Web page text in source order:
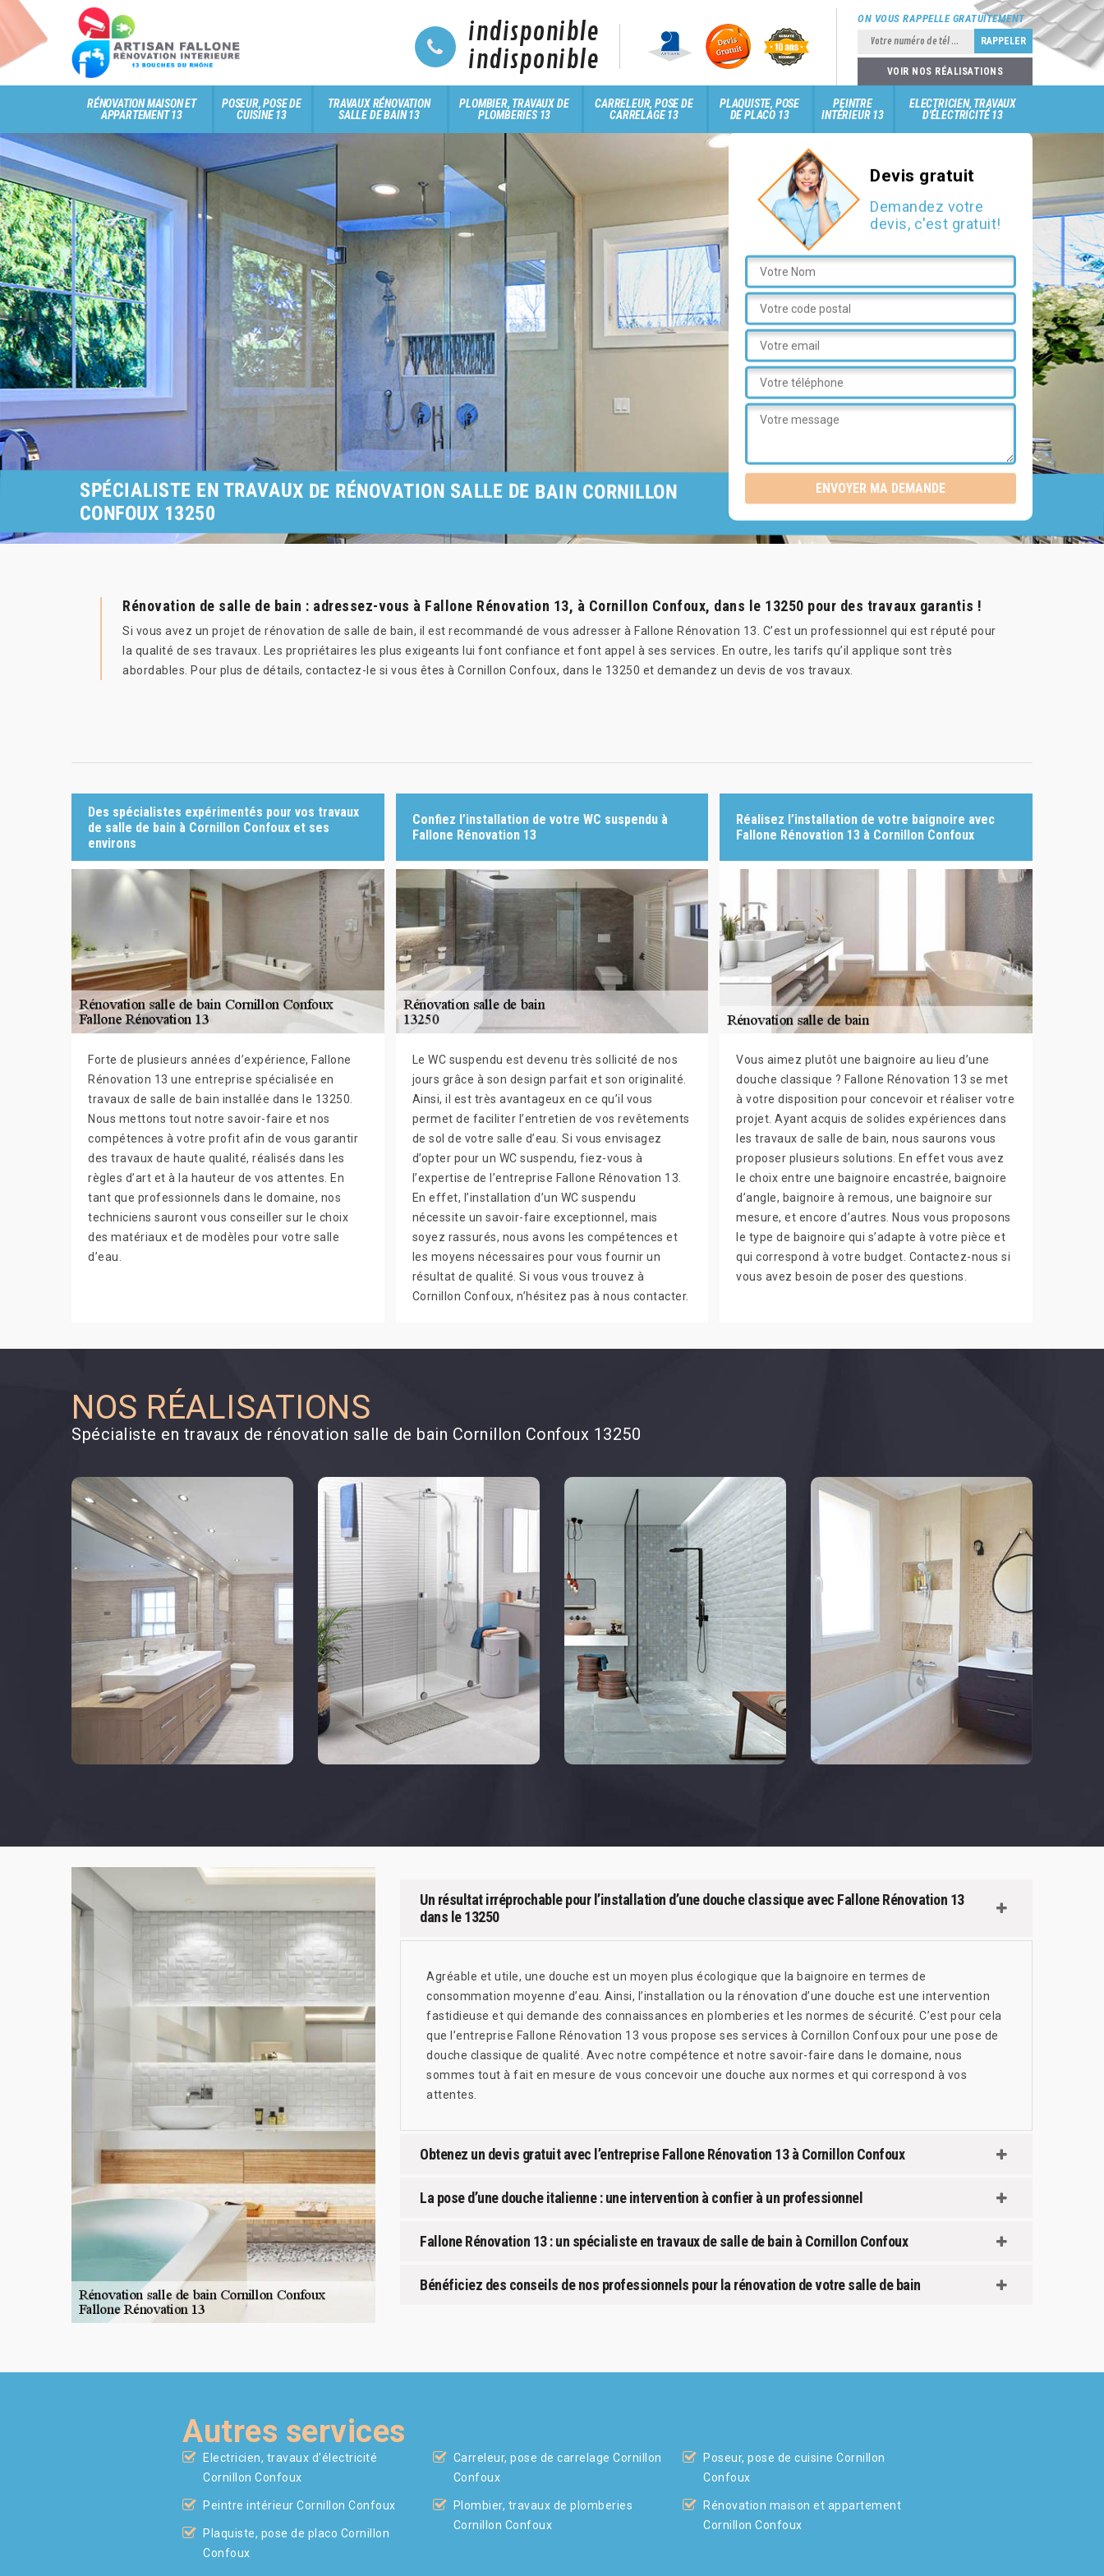
indisponible
indisponible
ON VOUS RAPPELLE GRATUITEMENT
VOIR NOS RÉALISATIONS
RÉNOVATION MAISON ET
APPARTEMENT 13
POSEUR, POSE DE
CUISINE 13
TRAVAUX RÉNOVATION
SALLE DE BAIN 13
PLOMBIER, TRAVAUX DE
PLOMBERIES 13
CARRELEUR, POSE DE
CARRELAGE 13
PLAQUISTE, POSE
DE PLACO 13
PEINTRE
INTÉRIEUR 13
ELECTRICIEN, TRAVAUX
D'ÉLECTRICITÉ 13
Devis gratuit
Demandez votre
devis, c'est gratuit!
SPÉCIALISTE EN TRAVAUX DE RÉNOVATION SALLE DE BAIN CORNILLON
CONFOUX 13250
Rénovation de salle de bain : adressez-vous à Fallone Rénovation 13, à Cornillon Confoux, dans le 13250 pour des travaux garantis !
Si vous avez un projet de rénovation de salle de bain, il est recommandé de vous adresser à Fallone Rénovation 13. C’est un professionnel qui est réputé pour
la qualité de ses travaux. Les propriétaires les plus exigeants lui font confiance et font appel à ses services. En outre, les tarifs qu’il applique sont très
abordables. Pour plus de détails, contactez-le si vous êtes à Cornillon Confoux, dans le 13250 et demandez un devis de vos travaux.
Des spécialistes expérimentés pour vos travaux
de salle de bain à Cornillon Confoux et ses
environs
Forte de plusieurs années d’expérience, Fallone
Rénovation 13 une entreprise spécialisée en
travaux de salle de bain installée dans le 13250.
Nous mettons tout notre savoir-faire et nos
compétences à votre profit afin de vous garantir
des travaux de haute qualité, réalisés dans les
règles d’art et à la hauteur de vos attentes. En
tant que professionnels dans le domaine, nos
techniciens sauront vous conseiller sur le choix
des matériaux et de modèles pour votre salle
d’eau.
Confiez l’installation de votre WC suspendu à
Fallone Rénovation 13
Le WC suspendu est devenu très sollicité de nos
jours grâce à son design parfait et son originalité.
Ainsi, il est très avantageux en ce qu’il vous
permet de faciliter l’entretien de vos revêtements
de sol de votre salle d’eau. Si vous envisagez
d’opter pour un WC suspendu, fiez-vous à
l’expertise de l’entreprise Fallone Rénovation 13.
En effet, l’installation d’un WC suspendu
nécessite un savoir-faire exceptionnel, mais
soyez rassurés, nous avons les compétences et
les moyens nécessaires pour vous fournir un
résultat de qualité. Si vous vous trouvez à
Cornillon Confoux, n’hésitez pas à nous contacter.
Réalisez l’installation de votre baignoire avec
Fallone Rénovation 13 à Cornillon Confoux
Vous aimez plutôt une baignoire au lieu d’une
douche classique ? Fallone Rénovation 13 se met
à votre disposition pour concevoir et réaliser votre
projet. Ayant acquis de solides expériences dans
les travaux de salle de bain, nous saurons vous
proposer plusieurs solutions. En effet vous avez
le choix entre une baignoire encastrée, baignoire
d’angle, baignoire à remous, une baignoire sur
mesure, et encore d’autres. Nous vous proposons
le type de baignoire qui s’adapte à votre pièce et
qui correspond à votre budget. Contactez-nous si
vous avez besoin de poser des questions.
NOS RÉALISATIONS
Spécialiste en travaux de rénovation salle de bain Cornillon Confoux 13250
Un résultat irréprochable pour l’installation d’une douche classique avec Fallone Rénovation 13
dans le 13250
Agréable et utile, une douche est un moyen plus écologique que la baignoire en termes de
consommation moyenne d’eau. Ainsi, l’installation ou la rénovation d’une douche est une intervention
fastidieuse et qui demande des connaissances en plomberies et les normes de sécurité. C’est pour cela
que l’entreprise Fallone Rénovation 13 vous propose ses services à Cornillon Confoux pour une pose de
douche classique de qualité. Avec notre compétence et notre savoir-faire dans le domaine, nous
sommes tout à fait en mesure de vous concevoir une douche aux normes et qui correspond à vos
attentes.
Obtenez un devis gratuit avec l’entreprise Fallone Rénovation 13 à Cornillon Confoux
La pose d’une douche italienne : une intervention à confier à un professionnel
Fallone Rénovation 13 : un spécialiste en travaux de salle de bain à Cornillon Confoux
Bénéficiez des conseils de nos professionnels pour la rénovation de votre salle de bain
Autres services
Electricien, travaux d'électricité
Cornillon Confoux
Peintre intérieur Cornillon Confoux
Plaquiste, pose de placo Cornillon
Confoux
Carreleur, pose de carrelage Cornillon
Confoux
Plombier, travaux de plomberies
Cornillon Confoux
Poseur, pose de cuisine Cornillon
Confoux
Rénovation maison et appartement
Cornillon Confoux